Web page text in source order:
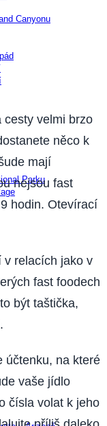
Canyonu
Parku
cesty velmi brzo
něco k
mají
nejsou fast
hodin. Otevírací
v relacích jako v
fast foodech
být taštička,
účtenku, na které
vaše jídlo
čísla volat k jeho